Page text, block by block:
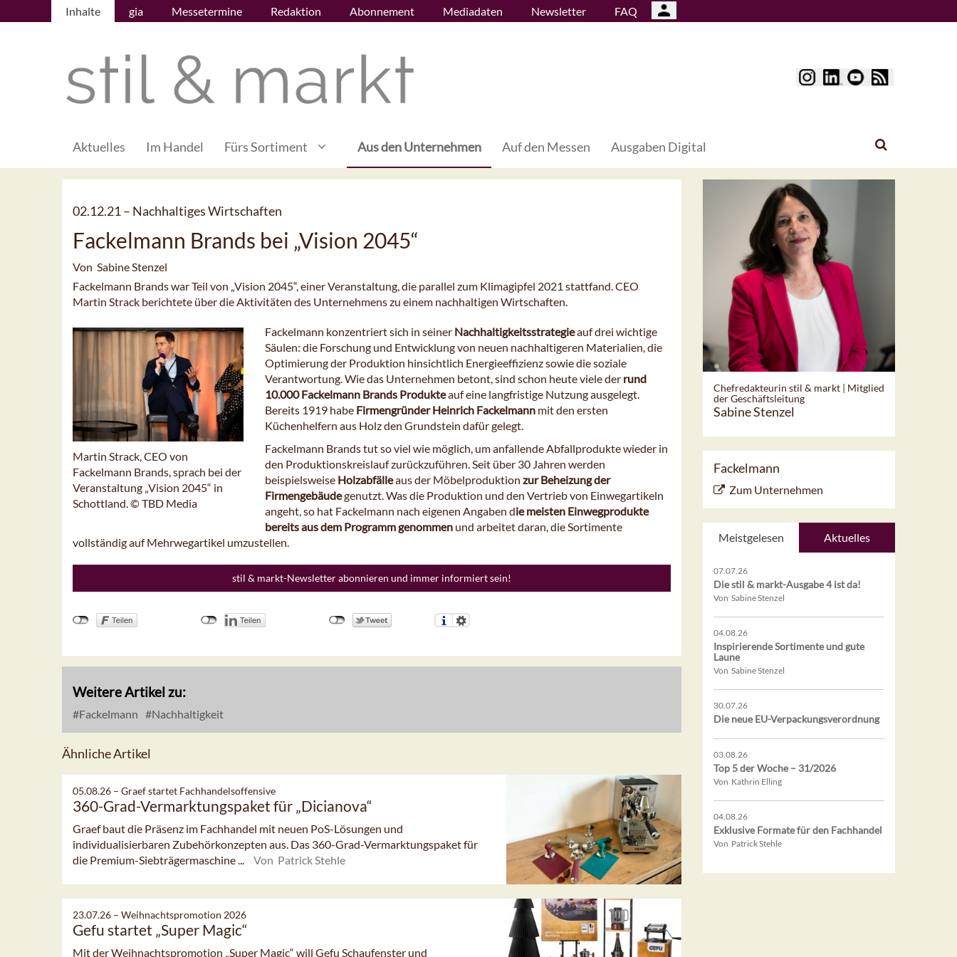
Inhalte gia Messetermine Redaktion Abonnement Mediadaten Newsletter FAQ
Aktuelles Im Handel Fürs Sortiment Aus den Unternehmen Auf den Messen Ausgaben Digital
02.12.21 – Nachhaltiges Wirtschaften
Fackelmann Brands bei „Vision 2045“
Von Sabine Stenzel
Fackelmann Brands war Teil von „Vision 2045“, einer Veranstaltung, die parallel zum Klimagipfel 2021 stattfand. CEO
Martin Strack berichtete über die Aktivitäten des Unternehmens zu einem nachhaltigen Wirtschaften.
Martin Strack, CEO von
Fackelmann Brands, sprach bei der
Veranstaltung „Vision 2045“ in
Schottland. © TBD Media
Fackelmann konzentriert sich in seiner Nachhaltigkeitsstrategieauf drei wichtige
Säulen: die Forschung und Entwicklung von neuen nachhaltigeren Materialien, die
Optimierung der Produktion hinsichtlich Energieeffizienz sowie die soziale
Verantwortung. Wie das Unternehmen betont, sind schon heute viele der rund
10.000 Fackelmann Brands Produkteauf eine langfristige Nutzung ausgelegt.
Bereits 1919 habe Firmengründer Heinrich Fackelmann mit den ersten
Küchenhelfern aus Holz den Grundstein dafür gelegt.
Fackelmann Brands tut so viel wie möglich, um anfallende Abfallprodukte wieder in
den Produktionskreislauf zurückzuführen. Seit über 30 Jahren werden
beispielsweise Holzabfälleaus der Möbelproduktion zur Beheizung der
Firmengebäudegenutzt. Was die Produktion und den Vertrieb von Einwegartikeln
angeht, so hat Fackelmann nach eigenen Angaben die meisten Einwegprodukte
bereits aus dem Programm genommen und arbeitet daran, die Sortimente
vollständig auf Mehrwegartikel umzustellen.
stil & markt-Newsletter abonnieren und immer informiert sein!
Weitere Artikel zu:
Fackelmann Nachhaltigkeit
Ähnliche Artikel
05.08.26 – Graef startet Fachhandelsoffensive
360-Grad-Vermarktungspaket für „Dicianova“
Graef baut die Präsenz im Fachhandel mit neuen PoS-Lösungen und
individualisierbaren Zubehörkonzepten aus. Das 360-Grad-Vermarktungspaket für
die Premium-Siebträgermaschine ...
Von Patrick Stehle
23.07.26 – Weihnachtspromotion 2026
Gefu startet „Super Magic“
Mit der Weihnachtspromotion „Super Magic“ will Gefu Schaufenster und
Chefredakteurin stil & markt | Mitglied
der Geschäftsleitung
Sabine Stenzel
Fackelmann
Zum Unternehmen
Meistgelesen Aktuelles
07.07.26
Die stil & markt-Ausgabe 4 ist da!
Von Sabine Stenzel
04.08.26
Inspirierende Sortimente und gute
Laune
Von Sabine Stenzel
30.07.26
Die neue EU-Verpackungsverordnung
03.08.26
Top 5 der Woche – 31/2026
Von Kathrin Elling
04.08.26
Exklusive Formate für den Fachhandel
Von Patrick Stehle